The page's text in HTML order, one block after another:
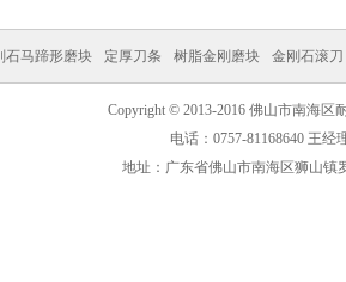
石马蹄形磨块 定厚刀条 树脂金刚磨块 金刚石滚刀
Copyright © 2013-2016 佛山市南海
电话：0757-81168640 王经
地址：广东省佛山市南海区狮山镇